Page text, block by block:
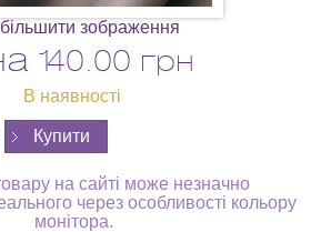
зображення
140.00 грн
В наявності
на сайті може незначно
через особливості кольору
монітора.